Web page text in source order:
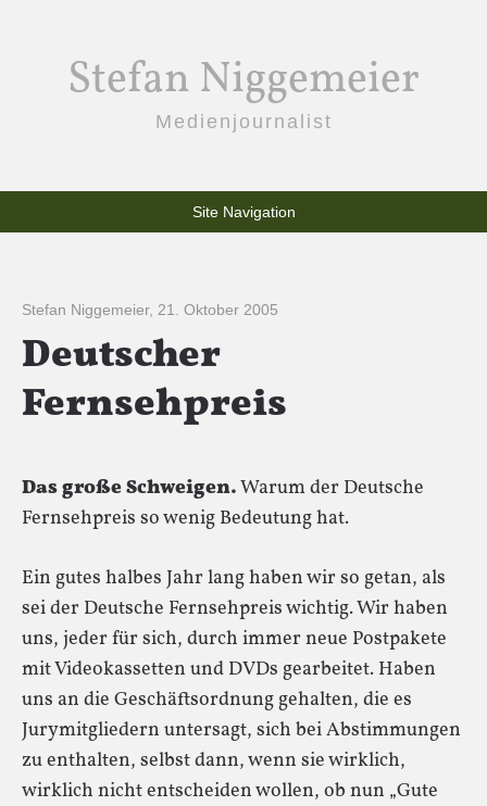
Stefan Niggemeier
Medienjournalist
Site Navigation
Stefan Niggemeier, 21. Oktober 2005
Deutscher
Fernsehpreis
Das große Schweigen.Warum der Deutsche
Fernsehpreis so wenig Bedeutung hat.
Ein gutes halbes Jahr lang haben wir so getan, als
sei der Deutsche Fernsehpreis wichtig. Wir haben
uns, jeder für sich, durch immer neue Postpakete
mit Videokassetten und DVDs gearbeitet. Haben
uns an die Geschäftsordnung gehalten, die es
Jurymitgliedern untersagt, sich bei Abstimmungen
zu enthalten, selbst dann, wenn sie wirklich,
wirklich nicht entscheiden wollen, ob nun „Gute